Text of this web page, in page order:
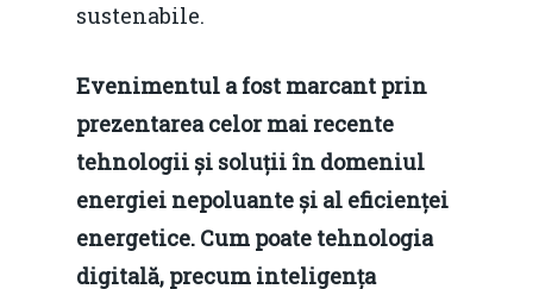
sustenabile.
Evenimentul a fost marcant prin
prezentarea celor mai recente
tehnologii și soluții în domeniul
energiei nepoluante și al eficienței
energetice. Cum poate tehnologia
digitală, precum inteligența